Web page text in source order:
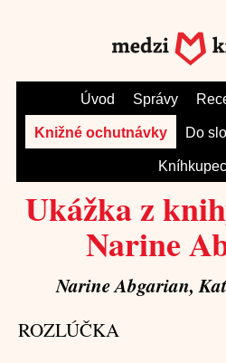
Úvod Správy
Knižné ochutnávky Do
Ukážka z
Narine
Narine Abgarian,
ROZLÚČKA